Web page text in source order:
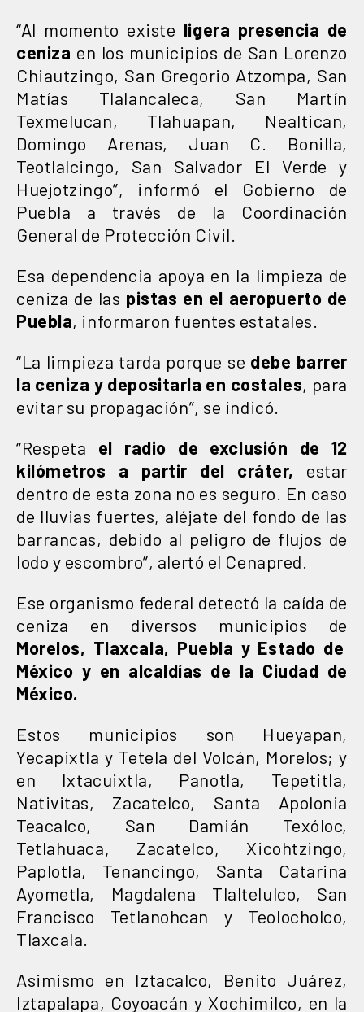
“Al momento existe ligera presencia de
ceniza en los municipios de San Lorenzo
Chiautzingo, San Gregorio Atzompa, San
Matías Tlalancaleca, San Martín
Texmelucan, Tlahuapan, Nealtican,
Domingo Arenas, Juan C. Bonilla,
Teotlalcingo, San Salvador El Verde y
Huejotzingo”, informó el Gobierno de
Puebla a través de la Coordinación
General de Protección Civil.
Esa dependencia apoya en la limpieza de
ceniza de las pistas en el aeropuerto de
Puebla, informaron fuentes estatales.
“La limpieza tarda porque se debe barrer
la ceniza y depositarla en costales, para
evitar su propagación”, se indicó.
“Respeta el radio de exclusión de 12
kilómetros a partir del cráter, estar
dentro de esta zona no es seguro. En caso
de lluvias fuertes, aléjate del fondo de las
barrancas, debido al peligro de flujos de
lodo y escombro”, alertó el Cenapred.
Ese organismo federal detectó la caída de
ceniza en diversos municipios de
Morelos, Tlaxcala, Puebla y Estado de
México y en alcaldías de la Ciudad de
México.
Estos municipios son Hueyapan,
Yecapixtla y Tetela del Volcán, Morelos; y
en Ixtacuixtla, Panotla, Tepetitla,
Nativitas, Zacatelco, Santa Apolonia
Teacalco, San Damián Texóloc,
Tetlahuaca, Zacatelco, Xicohtzingo,
Paplotla, Tenancingo, Santa Catarina
Ayometla, Magdalena Tlaltelulco, San
Francisco Tetlanohcan y Teolocholco,
Tlaxcala.
Asimismo en Iztacalco, Benito Juárez,
Iztapalapa, Coyoacán y Xochimilco, en la